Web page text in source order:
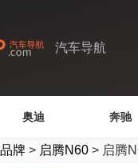
汽车导航
奥迪 奔驰
牌 > 启腾N60 > 启腾